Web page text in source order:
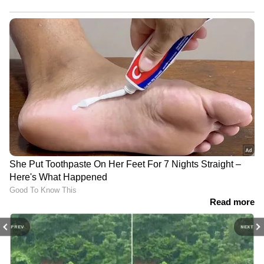
PREV NEXT